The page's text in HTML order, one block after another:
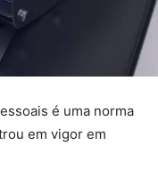
é uma norma
em vigor em